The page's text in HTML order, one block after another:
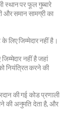
स्थान पर फूल गुब्बारे
और समान सामग्री का
लिए जिम्मेदार नहीं है।
नहीं है जहां
नियंत्रित करने की
की गई कोड प्रणाली
की अनुमति देता है, और